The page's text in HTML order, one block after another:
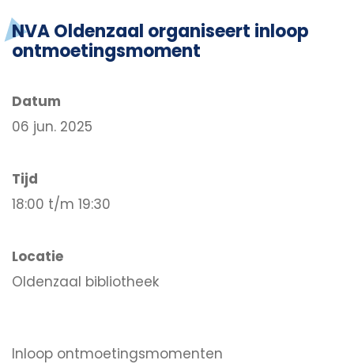
NVA Oldenzaal organiseert inloop
ontmoetingsmoment
Datum
06 jun. 2025
Tijd
18:00 t/m 19:30
Locatie
Oldenzaal bibliotheek
Inloop ontmoetingsmomenten